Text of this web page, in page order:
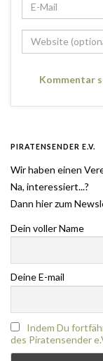
PIRATENSENDER E.V.
Wir haben einen
Na, interessiert...?
Dann hier zum
Dein voller Name
Deine E-mail
Indem Du
des Piratensender